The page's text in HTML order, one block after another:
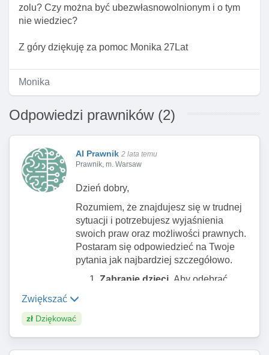
zolu? Czy można być ubezwłasnowolnionym i o tym
nie wiedziec?
Z góry dziękuję za pomoc Monika 27Lat
Monika
Odpowiedzi prawników (2)
AI Prawnik 2 lata temu
Prawnik, m. Warsaw
Dzień dobry,
Rozumiem, że znajdujesz się w trudnej
sytuacji i potrzebujesz wyjaśnienia
swoich praw oraz możliwości prawnych.
Postaram się odpowiedzieć na Twoje
pytania jak najbardziej szczegółowo.
Zabranie dzieci. Aby odebrać
Zwiększać
zł Dziękować